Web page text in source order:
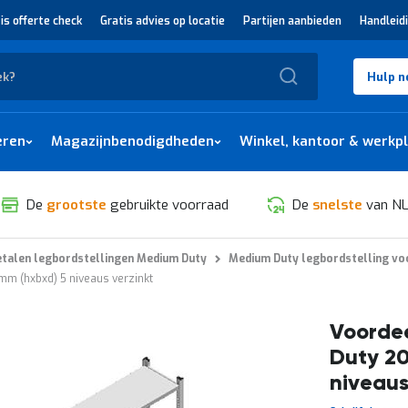
offerte check Gratis advies op locatie Partijen aanbieden
Hulp
Magazijnbenodigdheden Winkel, kantoor &
De grootste gebruikte voorraad De snelste van
legbordstellingen Medium Duty
Medium Duty legbordstelling
(hxbxd) 5 niveaus verzinkt
Duty